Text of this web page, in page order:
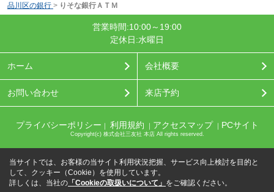
品川区の銀行 > りそな銀行ＡＴＭ
営業時間:10:00～19:00
定休日:水曜日
ホーム 会社概要
お問い合わせ 来店予約
プライバシーポリシー ｜ 利用規約 ｜ アクセスマップ ｜ PCサイト
Copyright(c) 株式会社三友社 本店 All rights reserved.
当サイトでは、お客様の当サイト利用状況把握、サービス向上検討を目的と
して、クッキー（Cookie）を使用しています。
詳しくは、当社の 「Cookieの取扱いについて」 をご確認ください。